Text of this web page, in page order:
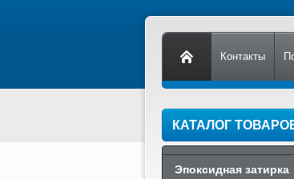
Контакты
КАТАЛОГ
Эпоксидная затирка